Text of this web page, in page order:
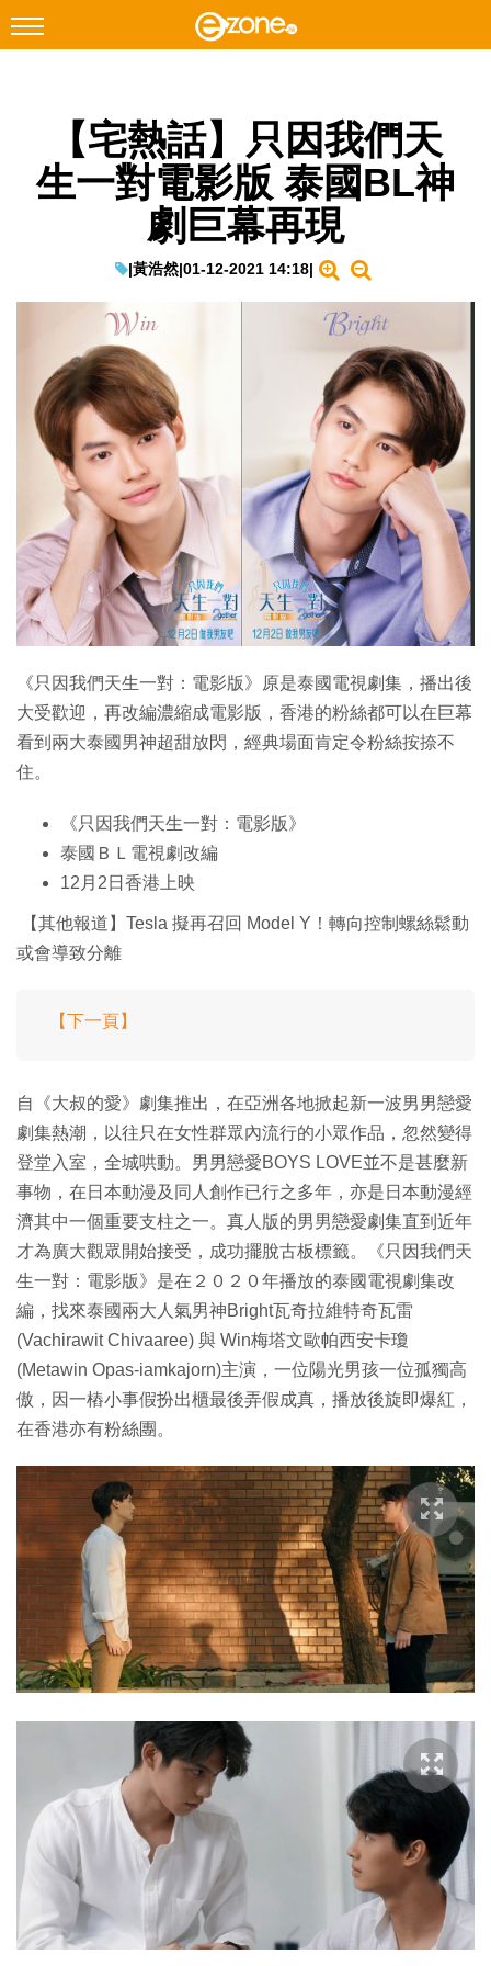
Facebook Instagram
科技焦點
教學評測
IT Times
生成式AI與雲端應用
Enterprise Digital Transformation
【宅熱話】只因我們天
生一對電影版 泰國BL神
劇巨幕再現
|黃浩然|01-12-2021 14:18|
《只因我們天生一對：電影版》原是泰國電視劇集，播出後
大受歡迎，再改編濃縮成電影版，香港的粉絲都可以在巨幕
看到兩大泰國男神超甜放閃，經典場面肯定令粉絲按捺不
住。
《只因我們天生一對：電影版》
泰國ＢＬ電視劇改編
12月2日香港上映
【其他報道】Tesla 擬再召回 Model Y！轉向控制螺絲鬆動
或會導致分離
【下一頁】
自《大叔的愛》劇集推出，在亞洲各地掀起新一波男男戀愛
劇集熱潮，以往只在女性群眾內流行的小眾作品，忽然變得
登堂入室，全城哄動。男男戀愛BOYS LOVE並不是甚麼新
事物，在日本動漫及同人創作已行之多年，亦是日本動漫經
濟其中一個重要支柱之一。真人版的男男戀愛劇集直到近年
才為廣大觀眾開始接受，成功擺脫古板標籤。《只因我們天
生一對：電影版》是在２０２０年播放的泰國電視劇集改
編，找來泰國兩大人氣男神Bright瓦奇拉維特奇瓦雷
(Vachirawit Chivaaree) 與 Win梅塔文歐帕西安卡瓊
(Metawin Opas-iamkajorn)主演，一位陽光男孩一位孤獨高
傲，因一樁小事假扮出櫃最後弄假成真，播放後旋即爆紅，
在香港亦有粉絲團。